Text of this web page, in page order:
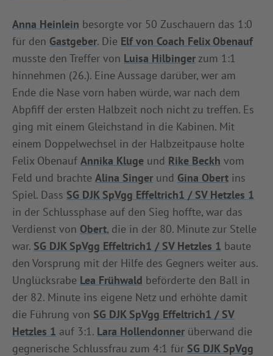
Anna Heinlein besorgte vor 50 Zuschauern das 1:0
für den Gastgeber. Die Elf von Coach Felix Obenauf
musste den Treffer von Luisa Hilbinger zum 1:1
hinnehmen (26.). Eine Aussage darüber, wer am
Ende die Nase vorn haben würde, war nach dem
Abpfiff der ersten Halbzeit noch nicht zu treffen. Es
ging mit einem Gleichstand in die Kabinen. Mit
einem Doppelwechsel in der Halbzeitpause holte
Felix Obenauf Annika Kluge und Rike Beckh vom
Feld und brachte Alina Singer und Gina Obert ins
Spiel. Dass SG DJK SpVgg Effeltrich1 / SV Hetzles 1
in der Schlussphase auf den Sieg hoffte, war das
Verdienst von Obert, die in der 80. Minute zur Stelle
war. SG DJK SpVgg Effeltrich1 / SV Hetzles 1 baute
den Vorsprung mit der Hilfe des Gegners weiter aus.
Unglücksrabe Lea Frühwald beförderte den Ball in
der 82. Minute ins eigene Netz und erhöhte damit
die Führung von SG DJK SpVgg Effeltrich1 / SV
Hetzles 1 auf 3:1. Lara Hollendonner überwand die
gegnerische Schlussfrau zum 4:1 für SG DJK SpVgg